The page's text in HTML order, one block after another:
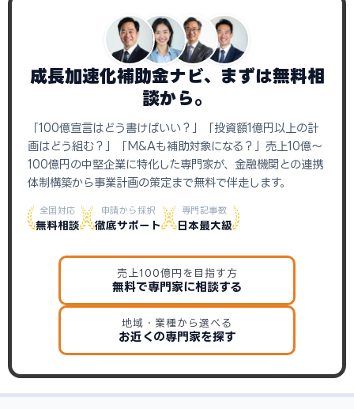
成長加速化補助金ナビ、まずは無料相
談から。
「100億宣言はどう書けばいい？」「投資額1億円以上の計
画はどう組む？」「M&Aも補助対象になる？」売上10億〜
100億円の中堅企業に特化した専門家が、金融機関との連携
体制構築から事業計画の策定まで無料で伴走します。
全国対応
無料相談
申請から採択
徹底サポート
専門記事数
日本最大級
売上100億円を目指す方
無料で専門家に相談する
地域・業種から選べる
お近くの専門家を探す